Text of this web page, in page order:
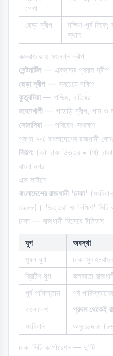
পেশা
ছেড়া দ্বীপ
দক্ষিণ-পূর্ব দিকে;
স্থান
কক্সবাজার ও সংলগ্ন দ্বীপ
সেন্টমার্টিন— একমাত্র প্রবাল দ্বীপ
ছেড়া দ্বীপ— সবচেয়ে দক্ষিণ
কুতুবদিয়া— পশ্চিম, বাতিঘর
মহেশখালী — পাহাড়ি দ্বীপ, পান ও
সোনাদিয়া— পরিবেশ-সংরক্ষণ
প্রশ্ন ৭৩: বাংলাদেশের রাজধানী
বিকল্প: (ক) ঢাকা উত্তর • (খ)
বাংলা নগর
এক লাইনে
বাংলাদেশের রাজধানী 'ঢাকা'
১৯৮৮)। 'উত্তর' ও 'দক্ষিণ' সিটি
ঢাকা — রাজধানী হিসেবে ইতিহাস
যুগ
অবস্থা
মুঘল যুগ
ঢাকা সুবাহ-
ব্রিটিশ যুগ
কলকাতা
পূর্ব পাকিস্তান
পূর্ব
বাংলাদেশ
প্রথম থেকেই
সংবিধান
অনুচ্ছেদ ৫
ঢাকা সিটি কর্পোরেশন — দু'টি